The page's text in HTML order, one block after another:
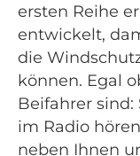
ersten Reihe
entwickelt,
die
können. Egal
Beifahrer
im Radio
neben Ihnen